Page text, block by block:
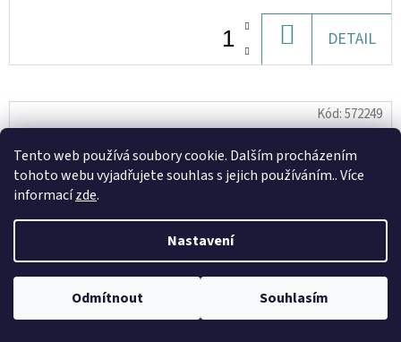
Tento web používá soubory cookie. Dalším procházením
tohoto webu vyjadřujete souhlas s jejich používáním.. Více
informacízde.
Nastavení
Odmítnout Souhlasím
KOŠÍKU
DETAIL
Kód:572249